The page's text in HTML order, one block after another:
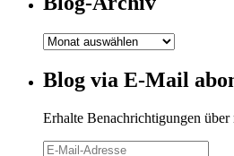
Blog-
Blog via E-Mail
Erhalte Benachrichtigungen
E-